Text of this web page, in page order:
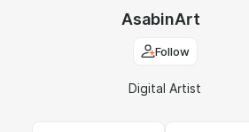
AsabinArt
Follow
Digital Artist